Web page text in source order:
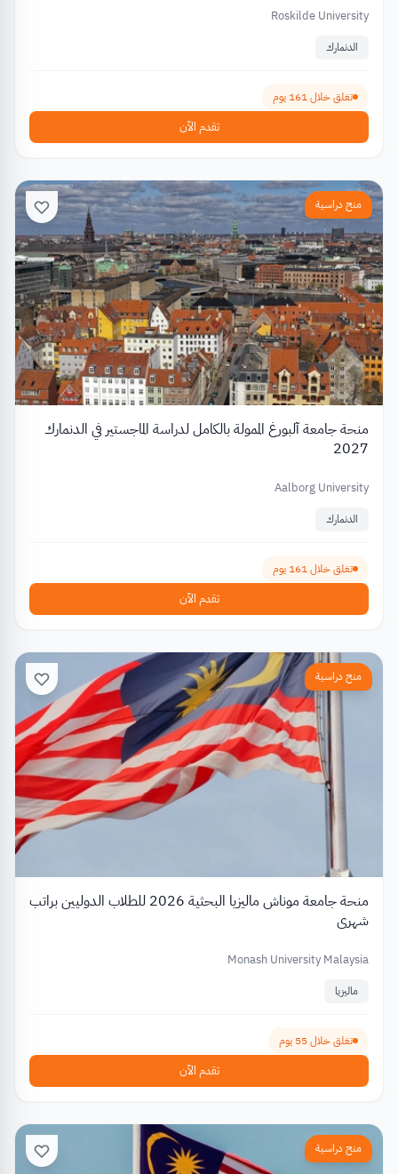
Roskilde University
الدنمارك
تغلق خلال 161 يوم
تقدم الآن
منح دراسية
منحة جامعة آلبورغ الممولة بالكامل لدراسة الماجستير في الدنمارك
2027
Aalborg University
الدنمارك
تغلق خلال 161 يوم
تقدم الآن
منح دراسية
منحة جامعة موناش ماليزيا البحثية 2026 للطلاب الدوليين براتب
شهري
Monash University Malaysia
ماليزيا
تغلق خلال 55 يوم
تقدم الآن
منح دراسية